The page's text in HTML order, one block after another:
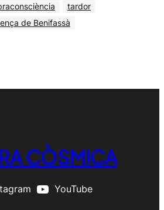
tardor
de Benifassà
CÒSMICA
YouTube